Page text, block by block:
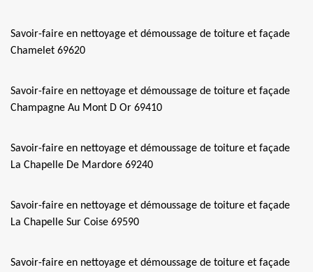
Savoir-faire en nettoyage et démoussage de toiture et façade
Chamelet 69620
Savoir-faire en nettoyage et démoussage de toiture et façade
Champagne Au Mont D Or 69410
Savoir-faire en nettoyage et démoussage de toiture et façade
La Chapelle De Mardore 69240
Savoir-faire en nettoyage et démoussage de toiture et façade
La Chapelle Sur Coise 69590
Savoir-faire en nettoyage et démoussage de toiture et façade